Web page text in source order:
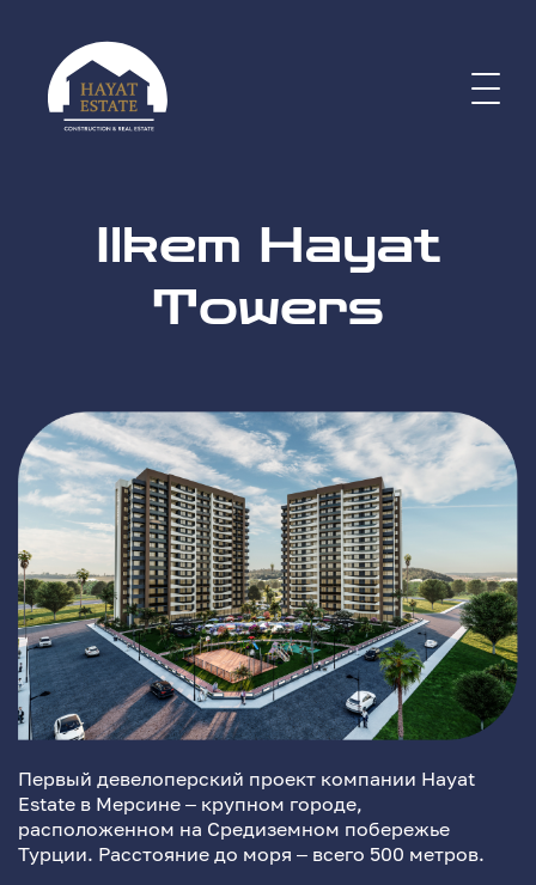
Ilkem Hayat
Towers
Первый девелоперский проект компании Hayat
Estate в Мерсине – крупном городе,
расположенном на Средиземном побережье
Турции. Расстояние до моря – всего 500 метров.